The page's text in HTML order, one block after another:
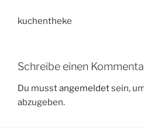
kuchentheke
Schreibe einen
Du musstangemeldetsein,
abzugeben.